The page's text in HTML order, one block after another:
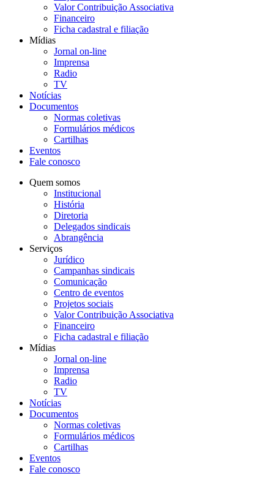
Valor Contribuição Associativa
Financeiro
Ficha cadastral e filiação
Mídias
Jornal on-line
Imprensa
Radio
TV
Notícias
Documentos
Normas coletivas
Formulários médicos
Cartilhas
Eventos
Fale conosco
Quem somos
Institucional
História
Diretoria
Delegados sindicais
Abrangência
Serviços
Jurídico
Campanhas sindicais
Comunicação
Centro de eventos
Projetos sociais
Valor Contribuição Associativa
Financeiro
Ficha cadastral e filiação
Mídias
Jornal on-line
Imprensa
Radio
TV
Notícias
Documentos
Normas coletivas
Formulários médicos
Cartilhas
Eventos
Fale conosco